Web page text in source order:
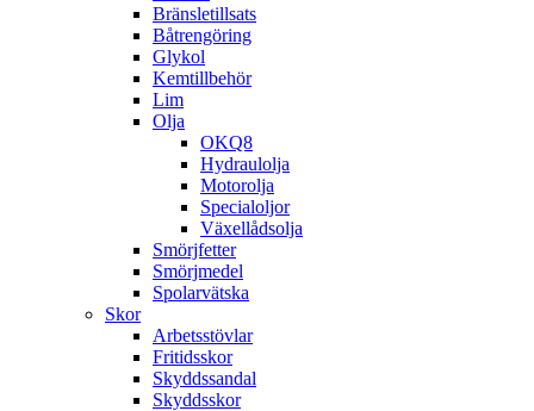
Bränsletillsats
Båtrengöring
Glykol
Kemtillbehör
Lim
Olja
OKQ8
Hydraulolja
Motorolja
Specialoljor
Växellådsolja
Smörjfetter
Smörjmedel
Spolarvätska
Skor
Arbetsstövlar
Fritidsskor
Skyddssandal
Skyddsskor